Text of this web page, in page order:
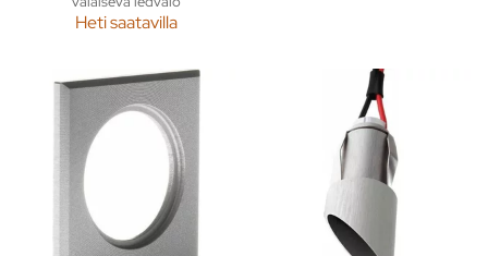
Heti saatavilla